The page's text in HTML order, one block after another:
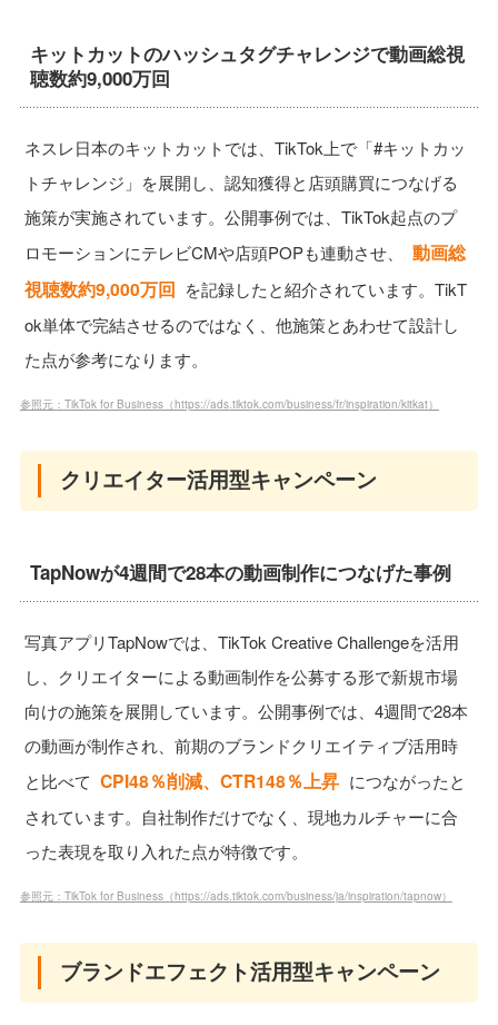
キットカットのハッシュタグチャレンジで動画総視
聴数約9,000万回
ネスレ日本のキットカットでは、TikTok上で「#キットカッ
トチャレンジ」を展開し、認知獲得と店頭購買につなげる
施策が実施されています。公開事例では、TikTok起点のプ
ロモーションにテレビCMや店頭POPも連動させ、
動画総
視聴数約9,000万回 を記録したと紹介されています。TikT
ok単体で完結させるのではなく、他施策とあわせて設計し
た点が参考になります。
参照元：TikTok for Business（https://ads.tiktok.com/business/fr/inspiration/kitkat）
クリエイター活用型キャンペーン
TapNowが4週間で28本の動画制作につなげた事例
写真アプリTapNowでは、TikTok Creative Challengeを活用
し、クリエイターによる動画制作を公募する形で新規市場
向けの施策を展開しています。公開事例では、4週間で28本
の動画が制作され、前期のブランドクリエイティブ活用時
と比べて CPI48％削減、CTR148％上昇 につながったと
されています。自社制作だけでなく、現地カルチャーに合
った表現を取り入れた点が特徴です。
参照元：TikTok for Business（https://ads.tiktok.com/business/ja/inspiration/tapnow）
ブランドエフェクト活用型キャンペーン